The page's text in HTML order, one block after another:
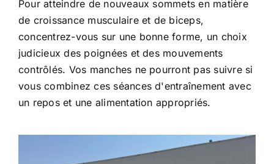
Pour atteindre de nouveaux sommets en matière
de croissance musculaire et de biceps,
concentrez-vous sur une bonne forme, un choix
judicieux des poignées et des mouvements
contrôlés. Vos manches ne pourront pas suivre si
vous combinez ces séances d'entraînement avec
un repos et une alimentation appropriés.